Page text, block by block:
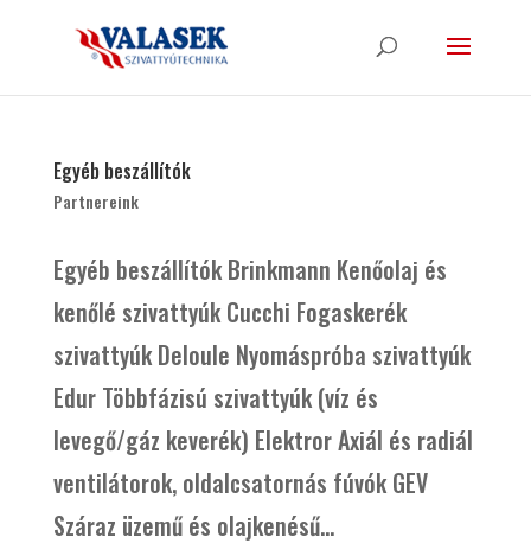
Egyéb beszállítók
Partnereink
Egyéb beszállítók Brinkmann Kenőolaj és
kenőlé szivattyúk Cucchi Fogaskerék
szivattyúk Deloule Nyomáspróba szivattyúk
Edur Többfázisú szivattyúk (víz és
levegő/gáz keverék) Elektror Axiál és radiál
ventilátorok, oldalcsatornás fúvók GEV
Száraz üzemű és olajkenésű...